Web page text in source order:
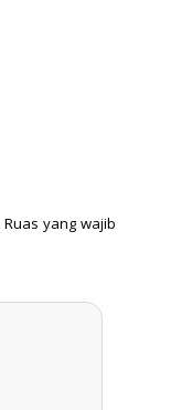
Ruas yang wajib